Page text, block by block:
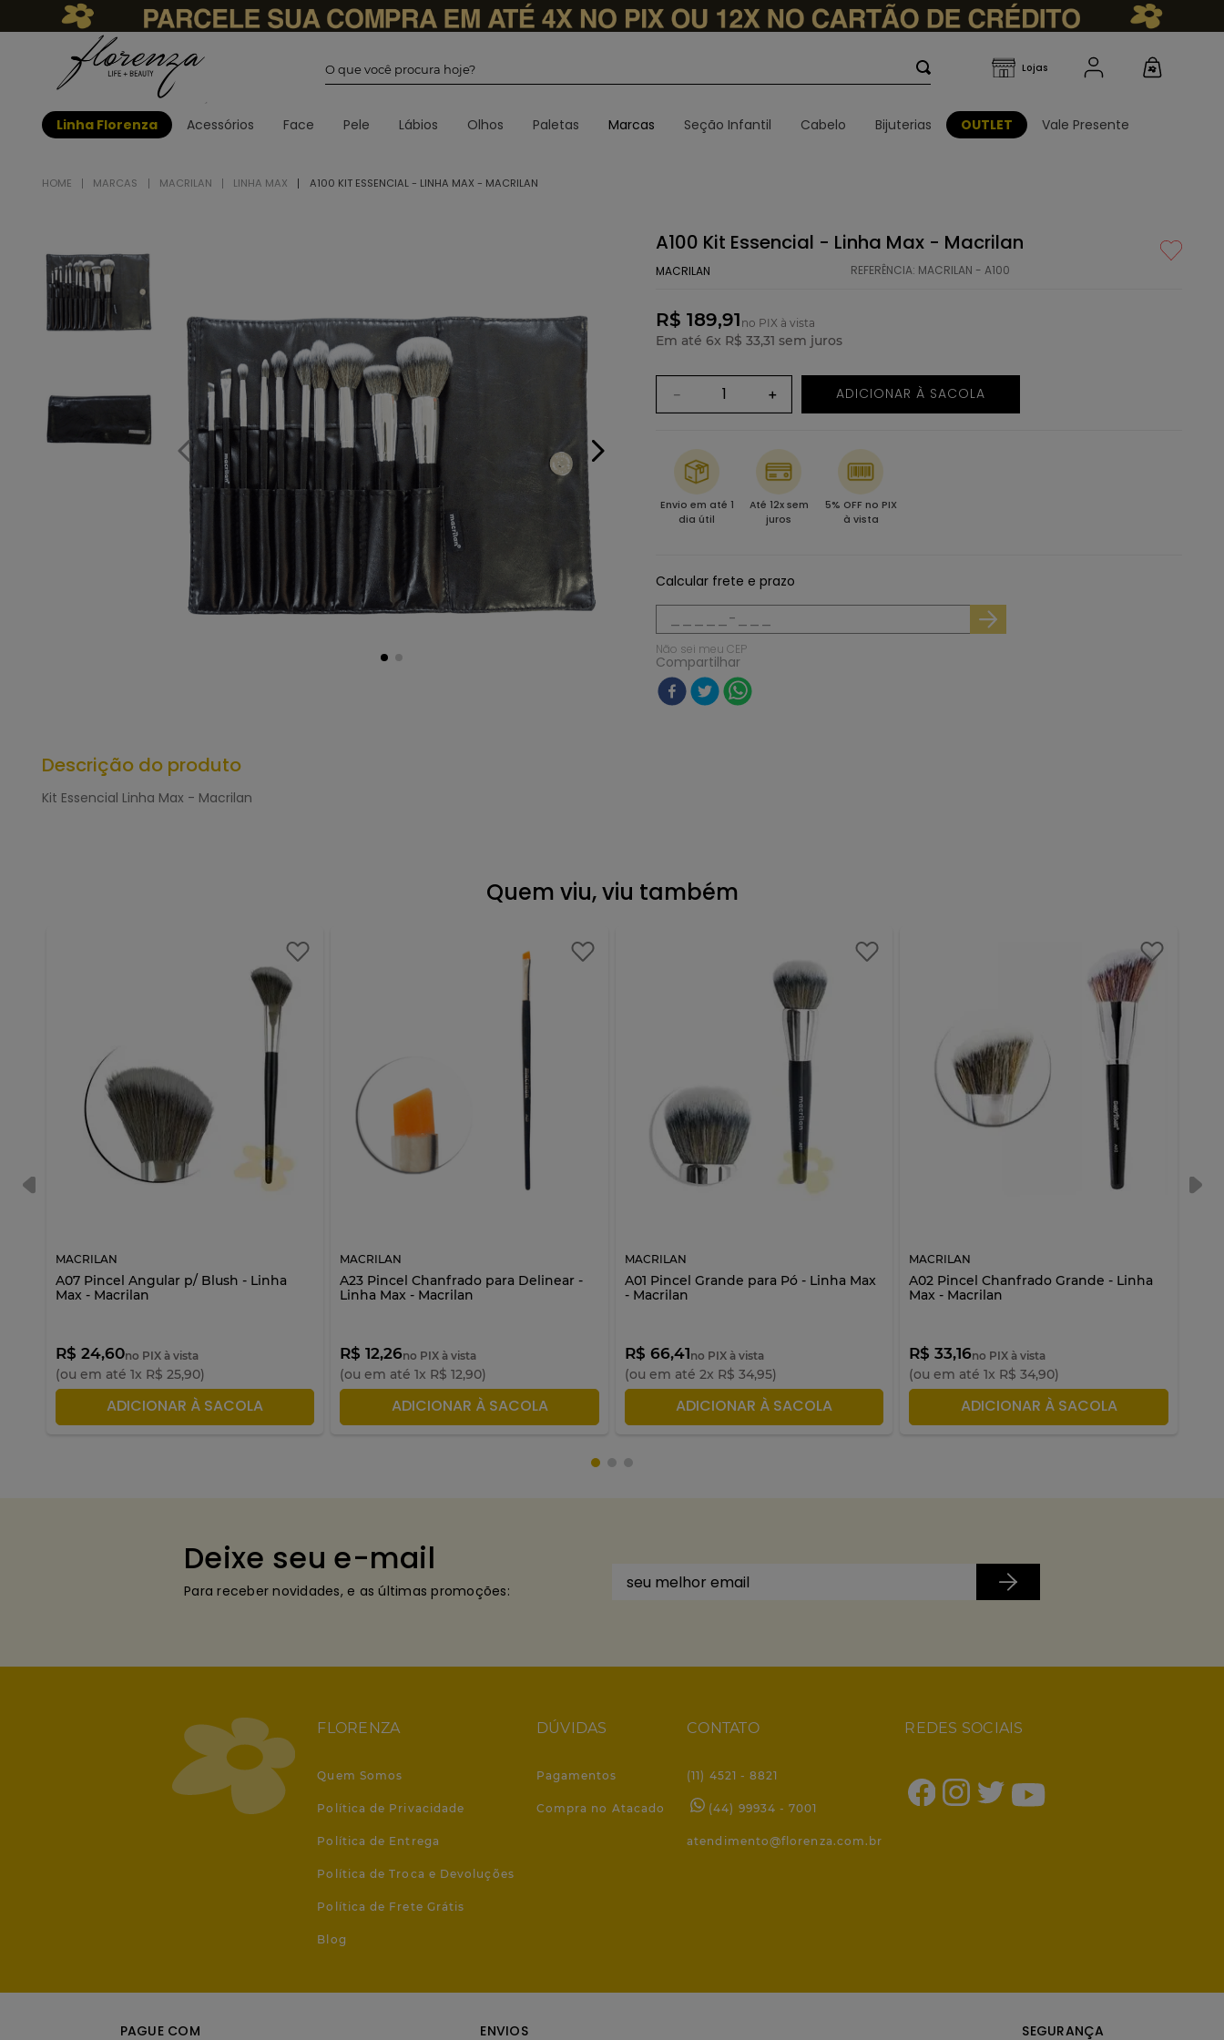
Linha Florenza Acessórios Face Pele Lábios Olhos Paletas Marcas Seção Infantil Cabelo Bijuterias OUTLET Vale Presente
MARCAS MACRILAN LINHA MAX A100 KIT ESSENCIAL - LINHA MAX - MACRILAN
A100 Kit Essencial - Linha Max - Macrilan
MACRILAN REFERÊNCIA: MACRILAN - A100
R$ 189,91 no PIX à vista
Em até 6x R$ 33,31 sem juros
＋
－ ADICIONAR À SACOLA
Envio em até 1
dia útil
Até 12x sem
juros
5% OFF no PIX
à vista
Calcular frete e prazo
Não sei meu CEP
Compartilhar
Descrição do produto
Kit Essencial Linha Max - Macrilan
Quem viu, viu também
MACRILAN
A07 Pincel Angular p/ Blush - Linha
Max - Macrilan
R$ 24,60no PIX à vista
(ou em até 1x R$ 25,90)
ADICIONAR À SACOLA
MACRILAN
A23 Pincel Chanfrado para Delinear -
Linha Max - Macrilan
R$ 12,26no PIX à vista
(ou em até1x R$ 12,90)
ADICIONAR À SACOLA
MACRILAN
A01 Pincel Grande para Pó - Linha Max
- Macrilan
R$ 66,41no PIX à vista
(ou em até 2x R$ 34,95)
ADICIONAR À SACOLA
MACRILAN
A02 Pincel Chanfrado Grande - Linha
Max - Macrilan
R$ 33,16no PIX à vista
(ou em até1x R$ 34,90)
ADICIONAR À SACOLA
Deixe seu e-mail
Para receber novidades, e as últimas promoções:
FLORENZA
Quem Somos
Política de Privacidade
Política de Entrega
Política de Troca e Devoluções
Política de Frete Grátis
Blog
DÚVIDAS
Pagamentos
Compra no Atacado
CONTATO
(11) 4521 - 8821
(44) 99934 - 7001
atendimento@florenza.com.br
REDES SOCIAIS
PAGUE COM ENVIOS SEGURANÇA